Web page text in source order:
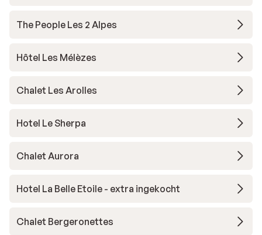
The People Les 2 Alpes
Hôtel Les Mélèzes
Chalet Les Arolles
Hotel Le Sherpa
Chalet Aurora
Hotel La Belle Etoile - extra ingekocht
Chalet Bergeronettes